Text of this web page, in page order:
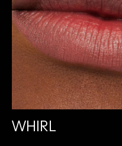
WHIRL